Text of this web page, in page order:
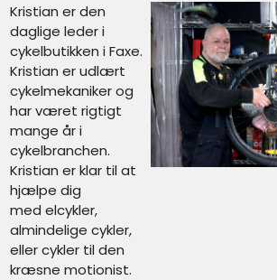
Kristian er den
daglige leder i
cykelbutikken i Faxe.
Kristian er udlært
cykelmekaniker og
har været rigtigt
mange år i
cykelbranchen.
Kristian er klar til at
hjælpe dig
med elcykler,
almindelige cykler,
eller cykler til den
kræsne motionist.